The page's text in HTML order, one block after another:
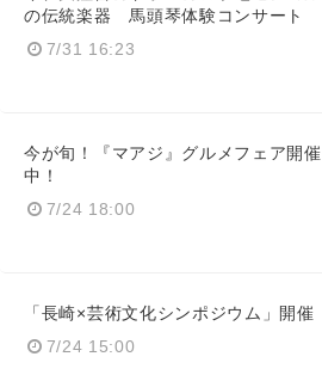
の伝統楽器 馬頭琴体験コンサート
7/31 16:23
今が旬！『マアジ』グルメフェア開催
中！
7/24 18:00
「長崎×芸術文化シンポジウム」開催
7/24 15:00